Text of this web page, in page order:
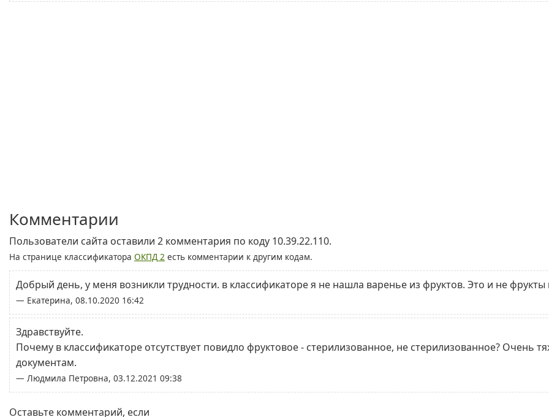
Комментарии
Пользователи сайта оставили 2 комментария по коду 10.39.22.110.
На странице классификатора ОКПД 2 есть комментарии к другим кодам.
Добрый день, у меня возникли трудности. в классификаторе я не нашла варенье из фруктов. Это и не
— Екатерина, 08.10.2020 16:42
Здравствуйте.
Почему в классификаторе отсутствует повидло фруктовое - стерилизованное, не стерилизованное? Очень
документам.
— Людмила Петровна, 03.12.2021 09:38
Оставьте комментарий, если